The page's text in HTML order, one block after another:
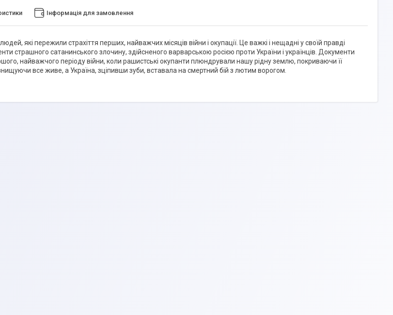
Інформація для замовлення
які пережили страхіття перших, найважчих місяців війни і окупації. Це важкі і нещадні у своїй правді
страшного сатанинського злочину, здійсненого варварською росією проти України і українців. Документи
найважчого періоду війни, коли рашистські окупанти плюндрували нашу рідну землю, покриваючи її
все живе, а Україна, зціпивши зуби, вставала на смертний бій з лютим ворогом.